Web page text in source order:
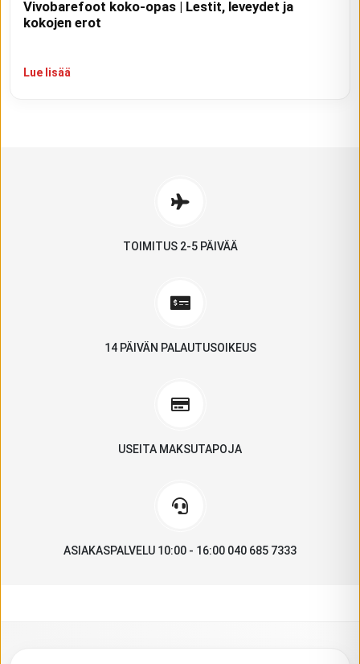
Vivobarefoot koko-opas | Lestit, leveydet ja
kokojen erot
Lue lisää
TOIMITUS 2-5 PÄIVÄÄ
14 PÄIVÄN PALAUTUSOIKEUS
USEITA MAKSUTAPOJA
ASIAKASPALVELU 10:00 - 16:00 040 685 7333